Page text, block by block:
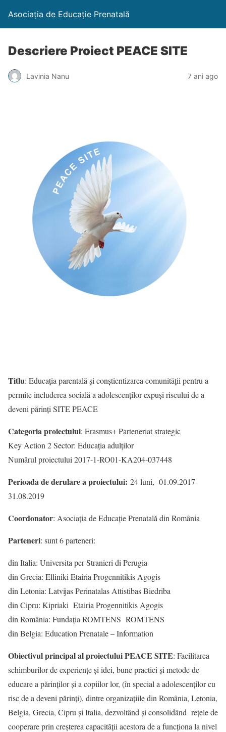
Asociația de Educație Prenatală
Descriere Proiect PEACE SITE
Lavinia Nanu 7 ani ago
Titlu: Educația parentală și conștientizarea comunității pentru a
permite includerea socială a adolescenților expuși riscului de a
deveni părinți SITE PEACE
Categoria proiectului: Erasmus+ Parteneriat strategic
Key Action 2 Sector: Educația adulților
Numărul proiectului 2017-1-RO01-KA204-037448
Perioada de derulare a proiectului: 24 luni, 01.09.2017-
31.08.2019
Coordonator: Asociația de Educație Prenatală din România
Parteneri: sunt 6 parteneri:
din Italia: Universita per Stranieri di Perugia
din Grecia: Elliniki Etairia Progennitikis Agogis
din Letonia: Latvijas Perinatalas Attistibas Biedriba
din Cipru: Kipriaki Etairia Progennitikis Agogis
din România: Fundația ROMTENS ROMTENS
din Belgia: Education Prenatale – Information
Obiectivul principal al proiectului PEACE SITE: Facilitarea
schimburilor de experiențe și idei, bune practici și metode de
educare a părinților și a copiilor lor, (în special a adolescenților cu
risc de a deveni părinți), dintre organizațiile din România, Letonia,
Belgia, Grecia, Cipru și Italia, dezvoltând și consolidând rețele de
cooperare prin creșterea capacității acestora de a funcționa la nivel